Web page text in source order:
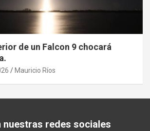
de un Falcon 9 chocará
Mauricio Ríos
nuestras redes sociales